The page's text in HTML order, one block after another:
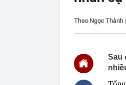
Theo Ngọc Thành |
Sau